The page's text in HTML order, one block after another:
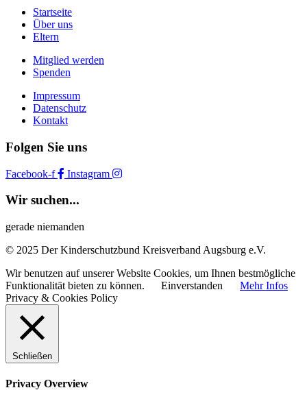
Startseite
Über uns
Eltern
Mitglied werden
Spenden
Impressum
Datenschutz
Kontakt
Folgen Sie uns
Facebook-f Instagram
Wir suchen...
gerade niemanden
© 2025 Der Kinderschutzbund Kreisverband Augsburg e.V.
Wir benutzen auf unserer Website Cookies, um Ihnen bestmögliche
Funktionalität bieten zu können.
Einverstanden
Mehr Infos
Privacy & Cookies Policy
Schließen
Privacy Overview